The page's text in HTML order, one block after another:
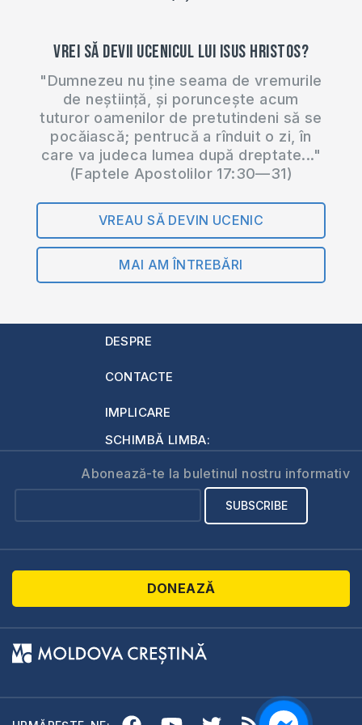
Vrei să devii ucenicul lui Isus Hristos?
"Dumnezeu nu ține seama de vremurile
de neștiință, și poruncește acum
tuturor oamenilor de pretutindeni să se
pocăiască; pentrucă a rînduit o zi, în
care va judeca lumea după dreptate..."
(Faptele Apostolilor 17:30—31)
VREAU SĂ DEVIN UCENIC
MAI AM ÎNTREBĂRI
DESPRE
CONTACTE
IMPLICARE
SCHIMBĂ LIMBA:
Abonează-te la buletinul nostru informativ
DONEAZĂ